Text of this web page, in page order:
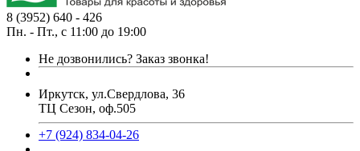
8 (3952) 640 - 426
Пн. - Пт., с 11:00 до 19:00
Не дозвонились? Заказ звонка!
Иркутск, ул.Свердлова, 36
ТЦ Сезон, оф.505
+7 (924) 834-04-26